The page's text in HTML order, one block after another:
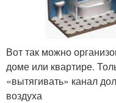
Вот так можно
доме или квартире.
«вытягивать» канал
воздуха